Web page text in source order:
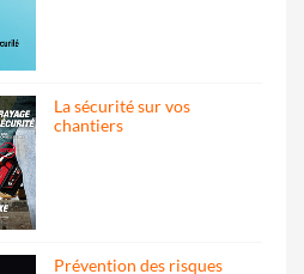
La sécurité sur vos
chantiers
Prévention des risques